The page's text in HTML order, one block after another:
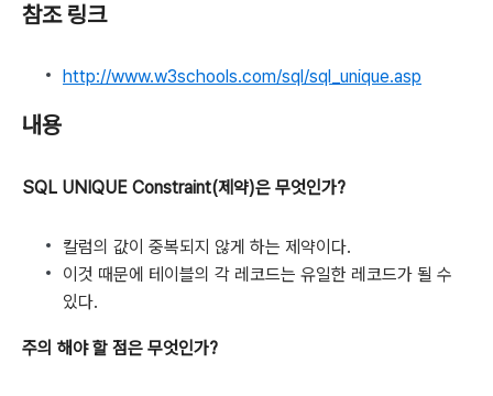
참조 링크
http://www.w3schools.com/sql/sql_unique.asp
내용
SQL UNIQUE Constraint(제약)은 무엇인가?
칼럼의 값이 중복되지 않게 하는 제약이다.
이것 때문에 테이블의 각 레코드는 유일한 레코드가 될 수
있다.
주의 해야 할 점은 무엇인가?